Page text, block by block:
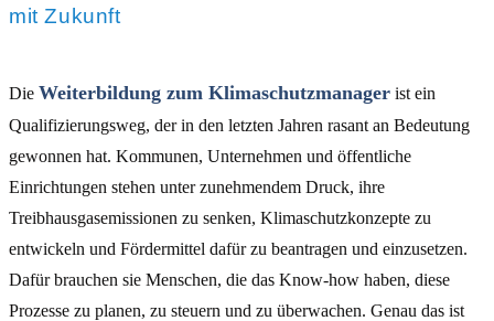
mit Zukunft
Die Weiterbildung zum Klimaschutzmanager ist ein
Qualifizierungsweg, der in den letzten Jahren rasant an Bedeutung
gewonnen hat. Kommunen, Unternehmen und öffentliche
Einrichtungen stehen unter zunehmendem Druck, ihre
Treibhausgasemissionen zu senken, Klimaschutzkonzepte zu
entwickeln und Fördermittel dafür zu beantragen und einzusetzen.
Dafür brauchen sie Menschen, die das Know-how haben, diese
Prozesse zu planen, zu steuern und zu überwachen. Genau das ist